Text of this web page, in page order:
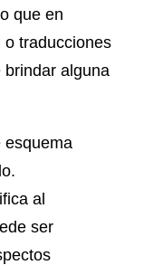
que en
traducciones
brindar alguna
esquema
al
ser